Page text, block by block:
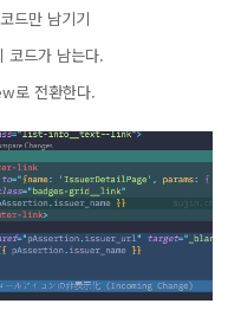
드만 남기기
코드가 남는다.
로 전환한다.